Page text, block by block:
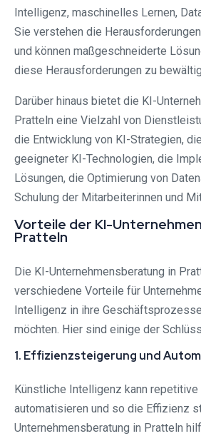
Intelligenz, maschinelles Lernen,
Sie verstehen die
und können maßgeschneiderte
diese Herausforderungen zu
Darüber hinaus bietet die KI-
Pratteln eine Vielzahl von
die Entwicklung von KI-Strategien,
geeigneter KI-Technologien, die
Lösungen, die Optimierung von
Schulung der Mitarbeiterinnen und
Vorteile der KI-
Pratteln
Die KI-Unternehmensberatung in
verschiedene Vorteile für
Intelligenz in ihre
möchten. Hier sind einige der
1. Effizienzsteigerung und
Künstliche Intelligenz kann repetitive
automatisieren und so die Effizienz
Unternehmensberatung in Pratteln